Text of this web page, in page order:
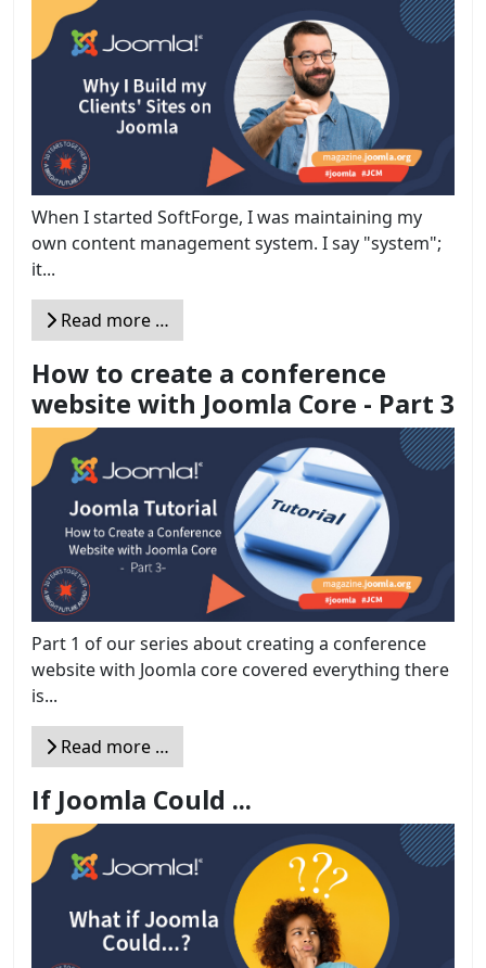
When I started SoftForge, I was maintaining my
own content management system. I say "system";
it...
Read more …
How to create a conference
website with Joomla Core - Part 3
Part 1 of our series about creating a conference
website with Joomla core covered everything there
is...
Read more …
If Joomla Could ...